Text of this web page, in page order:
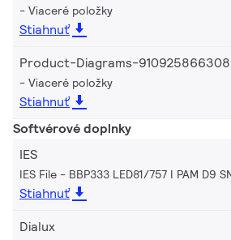
Viaceré položky
Stiahnuť
Product-Diagrams-
Viaceré položky
Stiahnuť
Softvérové doplnky
IES
IES File - BBP333 LED81/757 I PAM D9
Stiahnuť
Dialux